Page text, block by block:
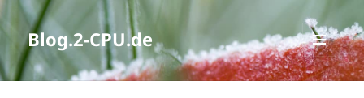
Blog.2-CPU.de
MENÜ
UND